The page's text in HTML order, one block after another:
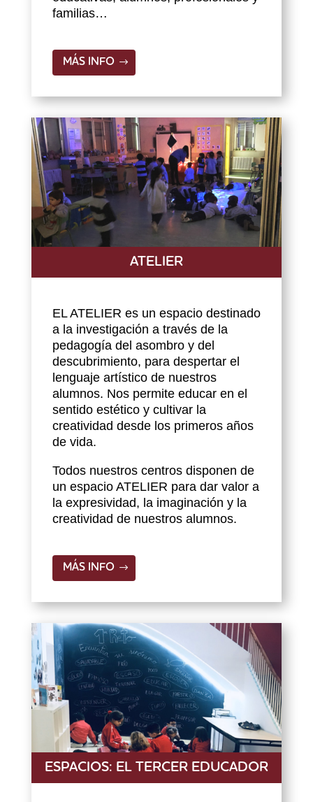
familias…
MÁS INFO
ATELIER
EL ATELIER es un espacio destinado
a la investigación a través de la
pedagogía del asombro y del
descubrimiento, para despertar el
lenguaje artístico de nuestros
alumnos. Nos permite educar en el
sentido estético y cultivar la
creatividad desde los primeros años
de vida.
Todos nuestros centros disponen de
un espacio ATELIER para dar valor a
la expresividad, la imaginación y la
creatividad de nuestros alumnos.
MÁS INFO
ESPACIOS: EL TERCER EDUCADOR